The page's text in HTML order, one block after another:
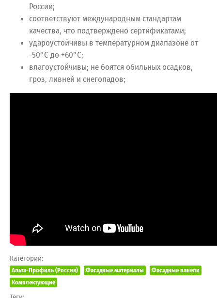
России;
соответствуют международным стандартам
качества, что подтверждено сертификатами;
удароустойчивы в температурном диапазоне от
-50°С до +60°С;
влагоустойчивы; не боятся обильных осадков,
гроз, ливней и снегопадов;
Категории:
Альта-Профиль (Россия) Фасадные материалы
Фасадные панели
Комплектующие